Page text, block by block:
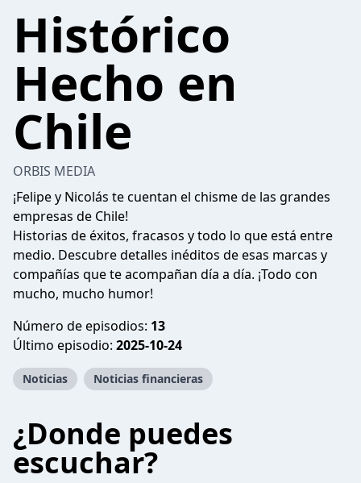
Histórico
Hecho en
Chile
ORBIS MEDIA
¡Felipe y Nicolás te cuentan el chisme de las grandes
empresas de Chile!
Historias de éxitos, fracasos y todo lo que está entre
medio. Descubre detalles inéditos de esas marcas y
compañías que te acompañan día a día. ¡Todo con
mucho, mucho humor!
Número de episodios: 13
Último episodio: 2025-10-24
Noticias Noticias financieras
¿Donde puedes
escuchar?